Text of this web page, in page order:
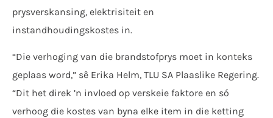
prysverskansing, elektrisiteit en
instandhoudingskostes in.
“Die verhoging van die brandstofprys moet in konteks
geplaas word,” sê Erika Helm, TLU SA Plaaslike Regering.
“Dit het direk ’n invloed op verskeie faktore en só
verhoog die kostes van byna elke item in die ketting